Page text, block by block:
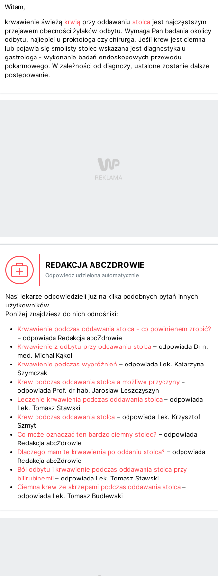
Witam,
krwawienie świeżą krwią przy oddawaniu stolca jest najczęstszym
przejawem obecności żylaków odbytu. Wymaga Pan badania okolicy
odbytu, najlepiej u proktologa czy chirurga. Jeśli krew jest ciemna
lub pojawia się smolisty stolec wskazana jest diagnostyka u
gastrologa - wykonanie badań endoskopowych przewodu
pokarmowego. W zależności od diagnozy, ustalone zostanie dalsze
postępowanie.
REDAKCJA ABCZDROWIE
Odpowiedź udzielona automatycznie
Nasi lekarze odpowiedzieli już na kilka podobnych pytań innych
użytkowników.
Poniżej znajdziesz do nich odnośniki:
Krwawienie podczas oddawania stolca - co powinienem zrobić?
– odpowiada Redakcja abcZdrowie
Krwawienie z odbytu przy oddawaniu stolca – odpowiada Dr n.
med. Michał Kąkol
Krwawienie podczas wypróżnień – odpowiada Lek. Katarzyna
Szymczak
Krew podczas oddawania stolca a możliwe przyczyny –
odpowiada Prof. dr hab. Jarosław Leszczyszyn
Leczenie krwawienia podczas oddawania stolca – odpowiada
Lek. Tomasz Stawski
Krew podczas oddawania stolca – odpowiada Lek. Krzysztof
Szmyt
Co może oznaczać ten bardzo ciemny stolec? – odpowiada
Redakcja abcZdrowie
Dlaczego mam te krwawienia po oddaniu stolca? – odpowiada
Redakcja abcZdrowie
Ból odbytu i krwawienie podczas oddawania stolca przy
bilirubinemii – odpowiada Lek. Tomasz Stawski
Ciemna krew ze skrzepami podczas oddawania stolca –
odpowiada Lek. Tomasz Budlewski